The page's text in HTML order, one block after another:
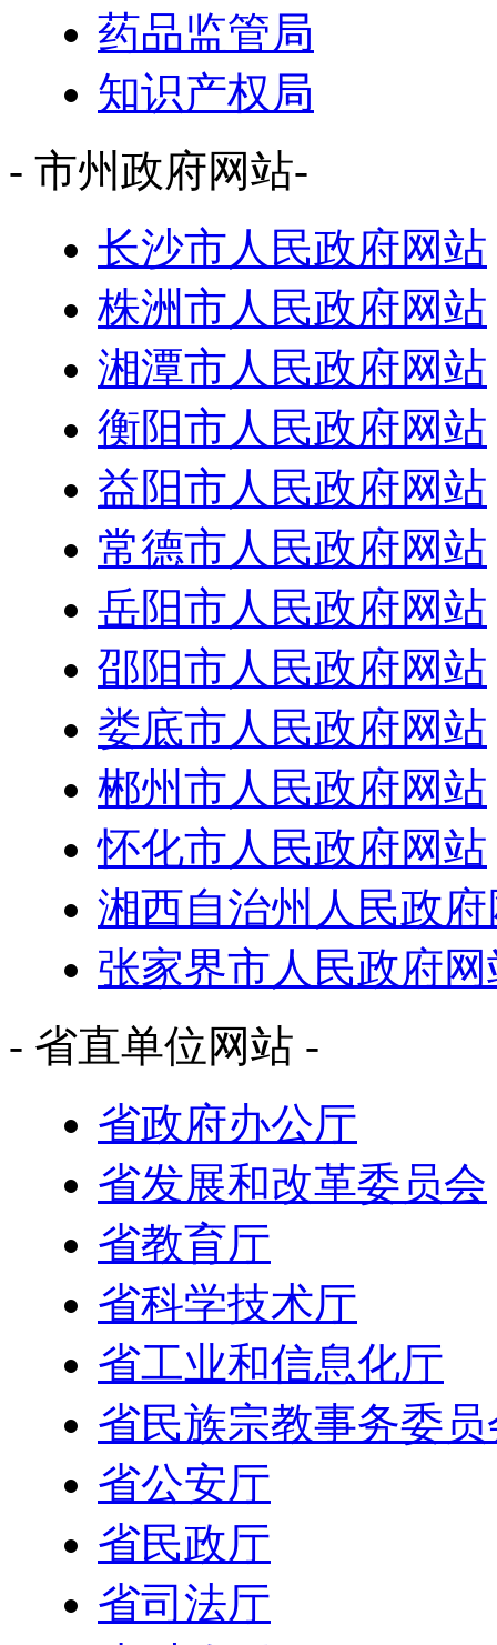
药品监管局
知识产权局
- 市州政府网站-
长沙市人民政府网站
株洲市人民政府网站
湘潭市人民政府网站
衡阳市人民政府网站
益阳市人民政府网站
常德市人民政府网站
岳阳市人民政府网站
邵阳市人民政府网站
娄底市人民政府网站
郴州市人民政府网站
怀化市人民政府网站
湘西自治州人民政
张家界市人民政府网
- 省直单位网站 -
省政府办公厅
省发展和改革委员会
省教育厅
省科学技术厅
省工业和信息化厅
省民族宗教事务委员
省公安厅
省民政厅
省司法厅